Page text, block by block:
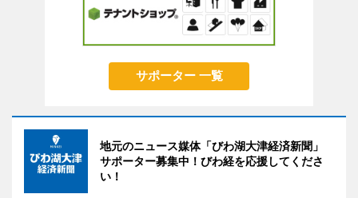
サポーター 一覧
地元のニュース媒体「びわ湖大津経済新聞」
サポーター募集中！びわ経を応援してくださ
い！